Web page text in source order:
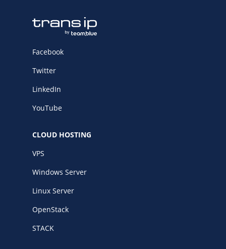
Facebook
Twitter
LinkedIn
YouTube
CLOUD HOSTING
VPS
Windows Server
Linux Server
OpenStack
STACK